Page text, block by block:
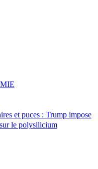
et puces : Trump impose
le polysilicium